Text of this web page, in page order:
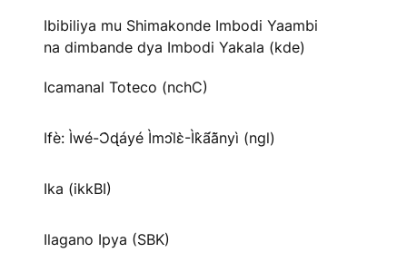
Ibibiliya mu Shimakonde Imbodi Yaambi
na dimbande dya Imbodi Yakala (kde)
Icamanal Toteco (nchC)
Ifè: Ìwé-Ɔ̀ɖáyé Ìmↄl̀ɛ̀-Ìk̀ã́ã̀nyì (ngl)
Ika (ikkBI)
Ilagano Ipya (SBK)